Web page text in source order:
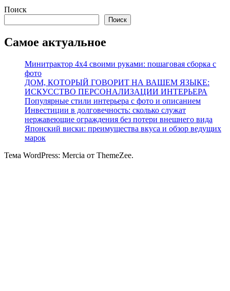
Поиск
Поиск
Самое актуальное
Минитрактор 4х4 своими руками: пошаговая сборка с
фото
ДОМ, КОТОРЫЙ ГОВОРИТ НА ВАШЕМ ЯЗЫКЕ:
ИСКУССТВО ПЕРСОНАЛИЗАЦИИ ИНТЕРЬЕРА
Популярные стили интерьера с фото и описанием
Инвестиции в долговечность: сколько служат
нержавеющие ограждения без потери внешнего вида
Японский виски: преимущества вкуса и обзор ведущих
марок
Тема WordPress: Mercia от ThemeZee.